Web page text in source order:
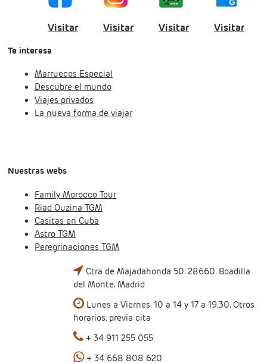
Visitar Visitar Visitar Visitar
Te interesa
Marruecos Especial
Descubre el mundo
Viajes privados
La nueva forma de viajar
Nuestras webs
Family Morocco Tour
Riad Ouzina TGM
Casitas en Cuba
Astro TGM
Peregrinaciones TGM
Ctra de Majadahonda 50. 28660. Boadilla
del Monte. Madrid
Lunes a Viernes. 10 a 14 y 17 a 19.30. Otros
horarios, previa cita
+ 34 911 255 055
+ 34 668 808 620